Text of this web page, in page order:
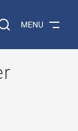
Vyhledávání na
MENU